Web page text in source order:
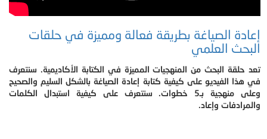
إعادة الصياغة بطريقة فعالة ومميزة في حلقات
البحث العلمي
تعد حلقة البحث من المنهجيات المميزة في الكتابة الأكاديمية. سنتعرف
في هذا الفيديو على كيفية كتابة إعادة الصياغة بالشكل السليم والصحيح
وعلى منهجية بـ5 خطوات. سنتعرف على كيفية استبدال الكلمات
والمرادفات وإعاد.